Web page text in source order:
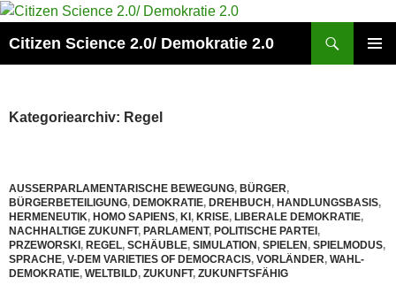
Zum
springen
Citizen Science 2.0/ Demokratie 2.0
Kategoriearchiv: Regel
AUSSERPARLAMENTARISCHE BEWEGUNG , BÜRGER,
BÜRGERBETEILIGUNG, DEMOKRATIE, DREHBUCH, HANDLUNGSBASIS,
HERMENEUTIK, HOMO SAPIENS, KI, KRISE, LIBERALE DEMOKRATIE,
NACHHALTIGE ZUKUNFT, PARLAMENT, POLITISCHE PARTEI,
PRZEWORSKI, REGEL, SCHÄUBLE, SIMULATION, SPIELEN, SPIELMODUS,
SPRACHE, V-DEM VARIETIES OF DEMOCRACIS, VORLÄNDER, WAHL-
DEMOKRATIE, WELTBILD, ZUKUNFT, ZUKUNFTSFÄHIG